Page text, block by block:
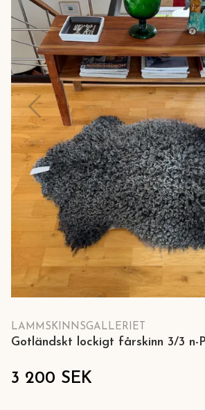
LAMMSKINNSGALLERIET
Gotländskt lockigt fårskinn 3/3 n-
3 200 SEK